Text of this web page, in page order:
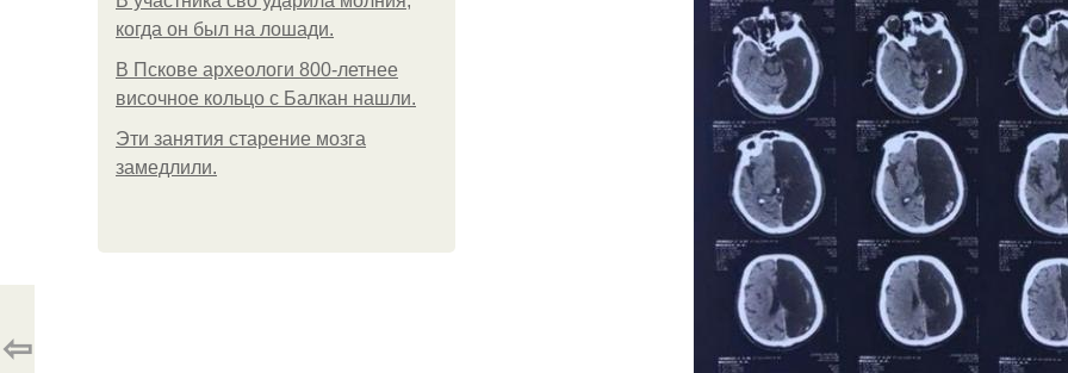
когда он был на лошади.
В Пскове археологи 800-летнее
височное кольцо с Балкан нашли.
Эти занятия старение мозга
замедлили.
⇦